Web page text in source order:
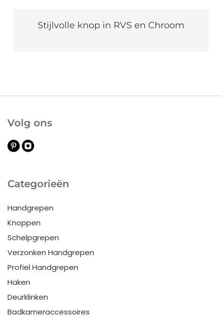
Stijlvolle knop in RVS en Chroom
Categorieën
Handgrepen
Knoppen
Schelpgrepen
Verzonken Handgrepen
Profiel Handgrepen
Haken
Deurklinken
Badkameraccessoires
Volg ons